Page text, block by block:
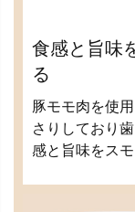
食感と旨味
る
豚モモ肉を使
さりしており
感と旨味をス